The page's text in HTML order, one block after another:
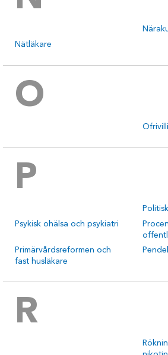
Nätläkare
O
P
Psykisk ohälsa och psykiatri
Primärvårdsreformen och
fast husläkare
R